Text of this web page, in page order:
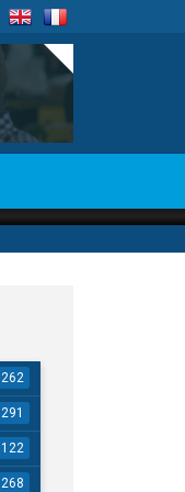
262
291
122
268